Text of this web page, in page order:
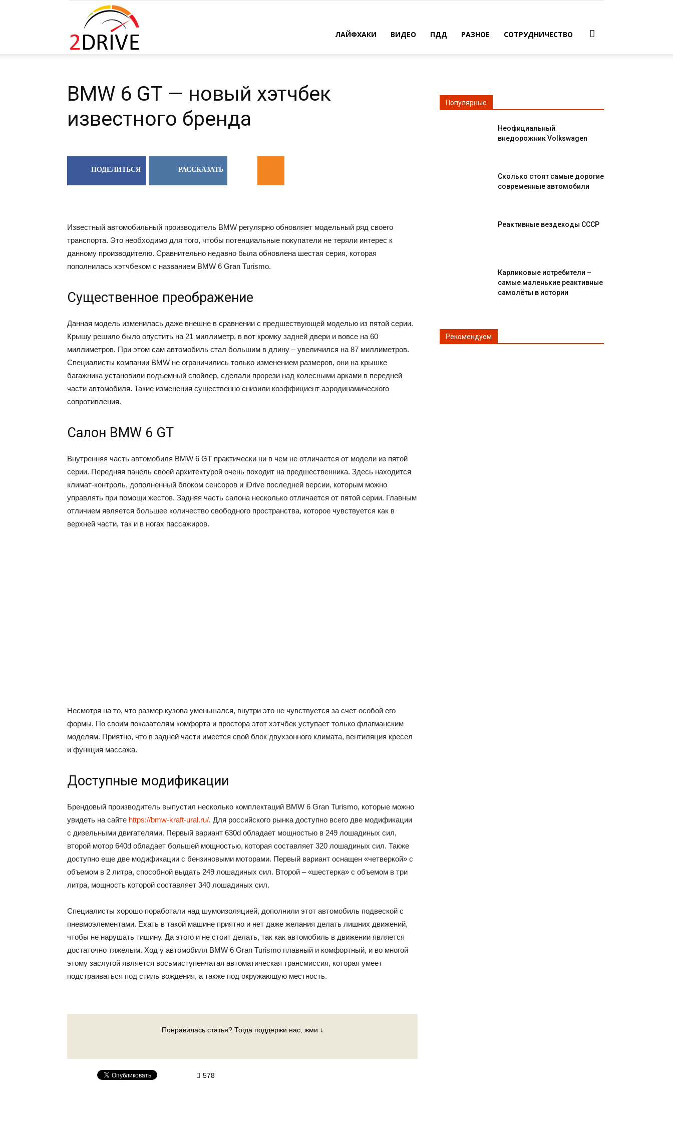
ЛАЙФХАКИ ВИДЕО ПДД РАЗНОЕ СОТРУДНИЧЕСТВО
BMW 6 GT — новый хэтчбек
известного бренда
ПОДЕЛИТЬСЯ РАССКАЗАТЬ
Известный автомобильный производитель BMW регулярно обновляет модельный ряд своего
транспорта. Это необходимо для того, чтобы потенциальные покупатели не теряли интерес к
данному производителю. Сравнительно недавно была обновлена шестая серия, которая
пополнилась хэтчбеком с названием BMW 6 Gran Turismo.
Существенное преображение
Данная модель изменилась даже внешне в сравнении с предшествующей моделью из пятой серии.
Крышу решило было опустить на 21 миллиметр, в вот кромку задней двери и вовсе на 60
миллиметров. При этом сам автомобиль стал большим в длину – увеличился на 87 миллиметров.
Специалисты компании BMW не ограничились только изменением размеров, они на крышке
багажника установили подъемный спойлер, сделали прорези над колесными арками в передней
части автомобиля. Такие изменения существенно снизили коэффициент аэродинамического
сопротивления.
Салон BMW 6 GT
Внутренняя часть автомобиля BMW 6 GT практически ни в чем не отличается от модели из пятой
серии. Передняя панель своей архитектурой очень походит на предшественника. Здесь находится
климат-контроль, дополненный блоком сенсоров и iDrive последней версии, которым можно
управлять при помощи жестов. Задняя часть салона несколько отличается от пятой серии. Главным
отличием является большее количество свободного пространства, которое чувствуется как в
верхней части, так и в ногах пассажиров.
Несмотря на то, что размер кузова уменьшался, внутри это не чувствуется за счет особой его
формы. По своим показателям комфорта и простора этот хэтчбек уступает только флагманским
моделям. Приятно, что в задней части имеется свой блок двухзонного климата, вентиляция кресел
и функция массажа.
Доступные модификации
Брендовый производитель выпустил несколько комплектаций BMW 6 Gran Turismo, которые можно
увидеть на сайте https://bmw-kraft-ural.ru/. Для российского рынка доступно всего две модификации
с дизельными двигателями. Первый вариант 630d обладает мощностью в 249 лошадиных сил,
второй мотор 640d обладает большей мощностью, которая составляет 320 лошадиных сил. Также
доступно еще две модификации с бензиновыми моторами. Первый вариант оснащен «четверкой» с
объемом в 2 литра, способной выдать 249 лошадиных сил. Второй – «шестерка» с объемом в три
литра, мощность которой составляет 340 лошадиных сил.
Специалисты хорошо поработали над шумоизоляцией, дополнили этот автомобиль подвеской с
пневмоэлементами. Ехать в такой машине приятно и нет даже желания делать лишних движений,
чтобы не нарушать тишину. Да этого и не стоит делать, так как автомобиль в движении является
достаточно тяжелым. Ход у автомобиля BMW 6 Gran Turismo плавный и комфортный, и во многой
этому заслугой является восьмиступенчатая автоматическая трансмиссия, которая умеет
подстраиваться под стиль вождения, а также под окружающую местность.
Понравилась статья? Тогда поддержи нас, жми ↓
578
Популярные
Неофициальный
внедорожник Volkswagen
Сколько стоят самые дорогие
современные автомобили
Реактивные вездеходы СССР
Карликовые истребители –
самые маленькие реактивные
самолёты в истории
Рекомендуем